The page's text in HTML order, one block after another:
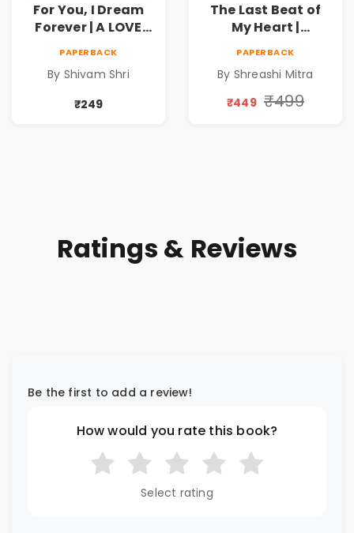
For You, I Dream
Forever | A LOVE
TIME
PAPERBACK
By Shivam Shri
₹249
The Last Beat of
My Heart |
Discount
PAPERBACK
By Shreashi Mitra
₹449 ₹499
Ratings & Reviews
Be the first to add a review!
How would you rate this book?
Select rating